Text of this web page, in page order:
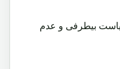
بیطرفی و عدم